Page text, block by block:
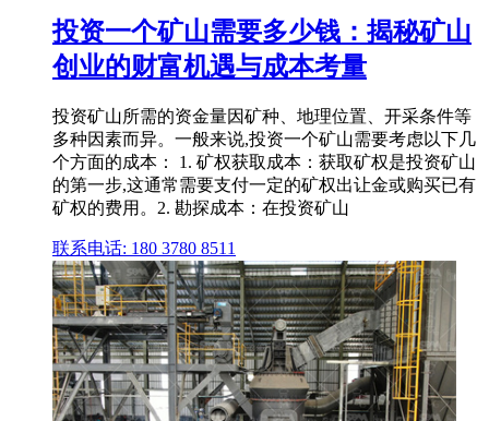
投资一个矿山需要多少钱：揭秘矿山
创业的财富机遇与成本考量
投资矿山所需的资金量因矿种、地理位置、开采条件等
多种因素而异。一般来说,投资一个矿山需要考虑以下几
个方面的成本： 1. 矿权获取成本：获取矿权是投资矿山
的第一步,这通常需要支付一定的矿权出让金或购买已有
矿权的费用。2. 勘探成本：在投资矿山
联系电话: 180 3780 8511